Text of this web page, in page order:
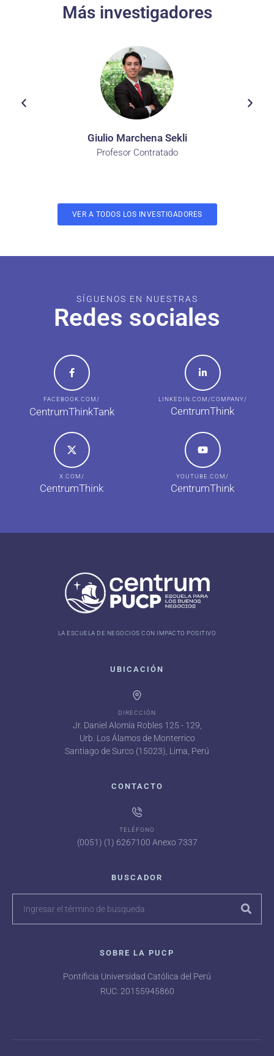
Más investigadores
Giulio Marchena Sekli
Profesor Contratado
VER A TODOS LOS INVESTIGADORES
SÍGUENOS EN NUESTRAS
Redes sociales
FACEBOOK.COM/
CentrumThinkTank
LINKEDIN.COM/COMPANY/
CentrumThink
X.COM/
CentrumThink
YOUTUBE.COM/
CentrumThink
LA ESCUELA DE NEGOCIOS CON IMPACTO POSITIVO
UBICACIÓN
DIRECCIÓN
Jr. Daniel Alomía Robles 125 - 129,
Urb. Los Álamos de Monterrico
Santiago de Surco (15023), Lima, Perú
CONTACTO
TELÉFONO
(0051) (1) 6267100 Anexo 7337
BUSCADOR
SOBRE LA PUCP
Pontificia Universidad Católica del Perú
RUC: 20155945860